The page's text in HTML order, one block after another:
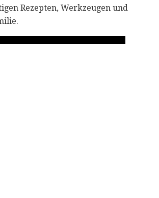
Rezepten, Werkzeugen und